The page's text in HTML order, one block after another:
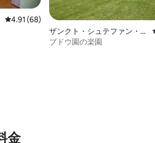
レビュー68件、5つ星中4.91つ星の平均評価
4.91 (68)
ザンクト・シュテファン・オ
プ・シュタイニッツのログハ
ブドウ園の楽園
金